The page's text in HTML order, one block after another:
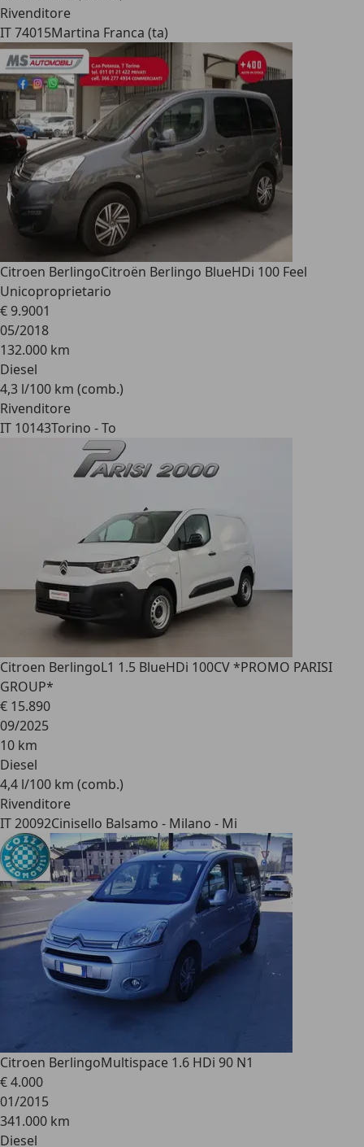
Rivenditore
IT 74015Martina Franca (ta)
Citroen BerlingoCitroën Berlingo BlueHDi 100 Feel
Unicoproprietario
€ 9.9001
05/2018
132.000 km
Diesel
4,3 l/100 km (comb.)
Rivenditore
IT 10143Torino - To
Citroen BerlingoL1 1.5 BlueHDi 100CV *PROMO PARISI
GROUP*
€ 15.890
09/2025
10 km
Diesel
4,4 l/100 km (comb.)
Rivenditore
IT 20092Cinisello Balsamo - Milano - Mi
Citroen BerlingoMultispace 1.6 HDi 90 N1
€ 4.000
01/2015
341.000 km
Diesel